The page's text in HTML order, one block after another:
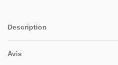
Description
Avis